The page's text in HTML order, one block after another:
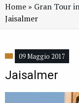
Home » Gran Tour
Jaisalmer
09 Maggio 2017
Jaisalmer